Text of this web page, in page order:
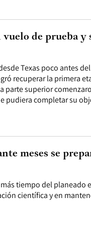
Texas poco antes
recuperar la primera
parte superior
pudiera completar su
de prueba y
tiempo del planeado
científica y en
meses se